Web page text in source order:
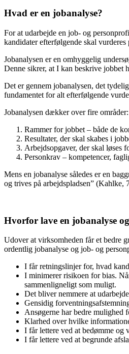
Hvad er en jobanalyse?
For at udarbejde en job- og
kandidater efterfølgende skal vurderes
Jobanalysen er en omhyggelig
Denne sikrer, at I kan beskrive jobbet
Det er gennem jobanalysen, det
fundamentet for alt efterfølgende
Jobanalysen dækker over fire områder:
Rammer for jobbet – både de
Resultater, der skal skabes i
Arbejdsopgaver, der skal løses
Personkrav – kompetencer,
Mens en jobanalyse således er en
og trives på arbejdspladsen” (Kahlke,
Hvorfor lave en jobanalyse
Udover at virksomheden får et bedre
ordentlig jobanalyse og job- og
I får retningslinjer for, hvad
I minimerer risikoen for bias.
sammenligneligt som muligt.
Det bliver nemmere at
Gensidig
Ansøgerne har bedre mulighed
Klarhed over hvilke
I får lettere ved at bedømme og
I får lettere ved at begrunde